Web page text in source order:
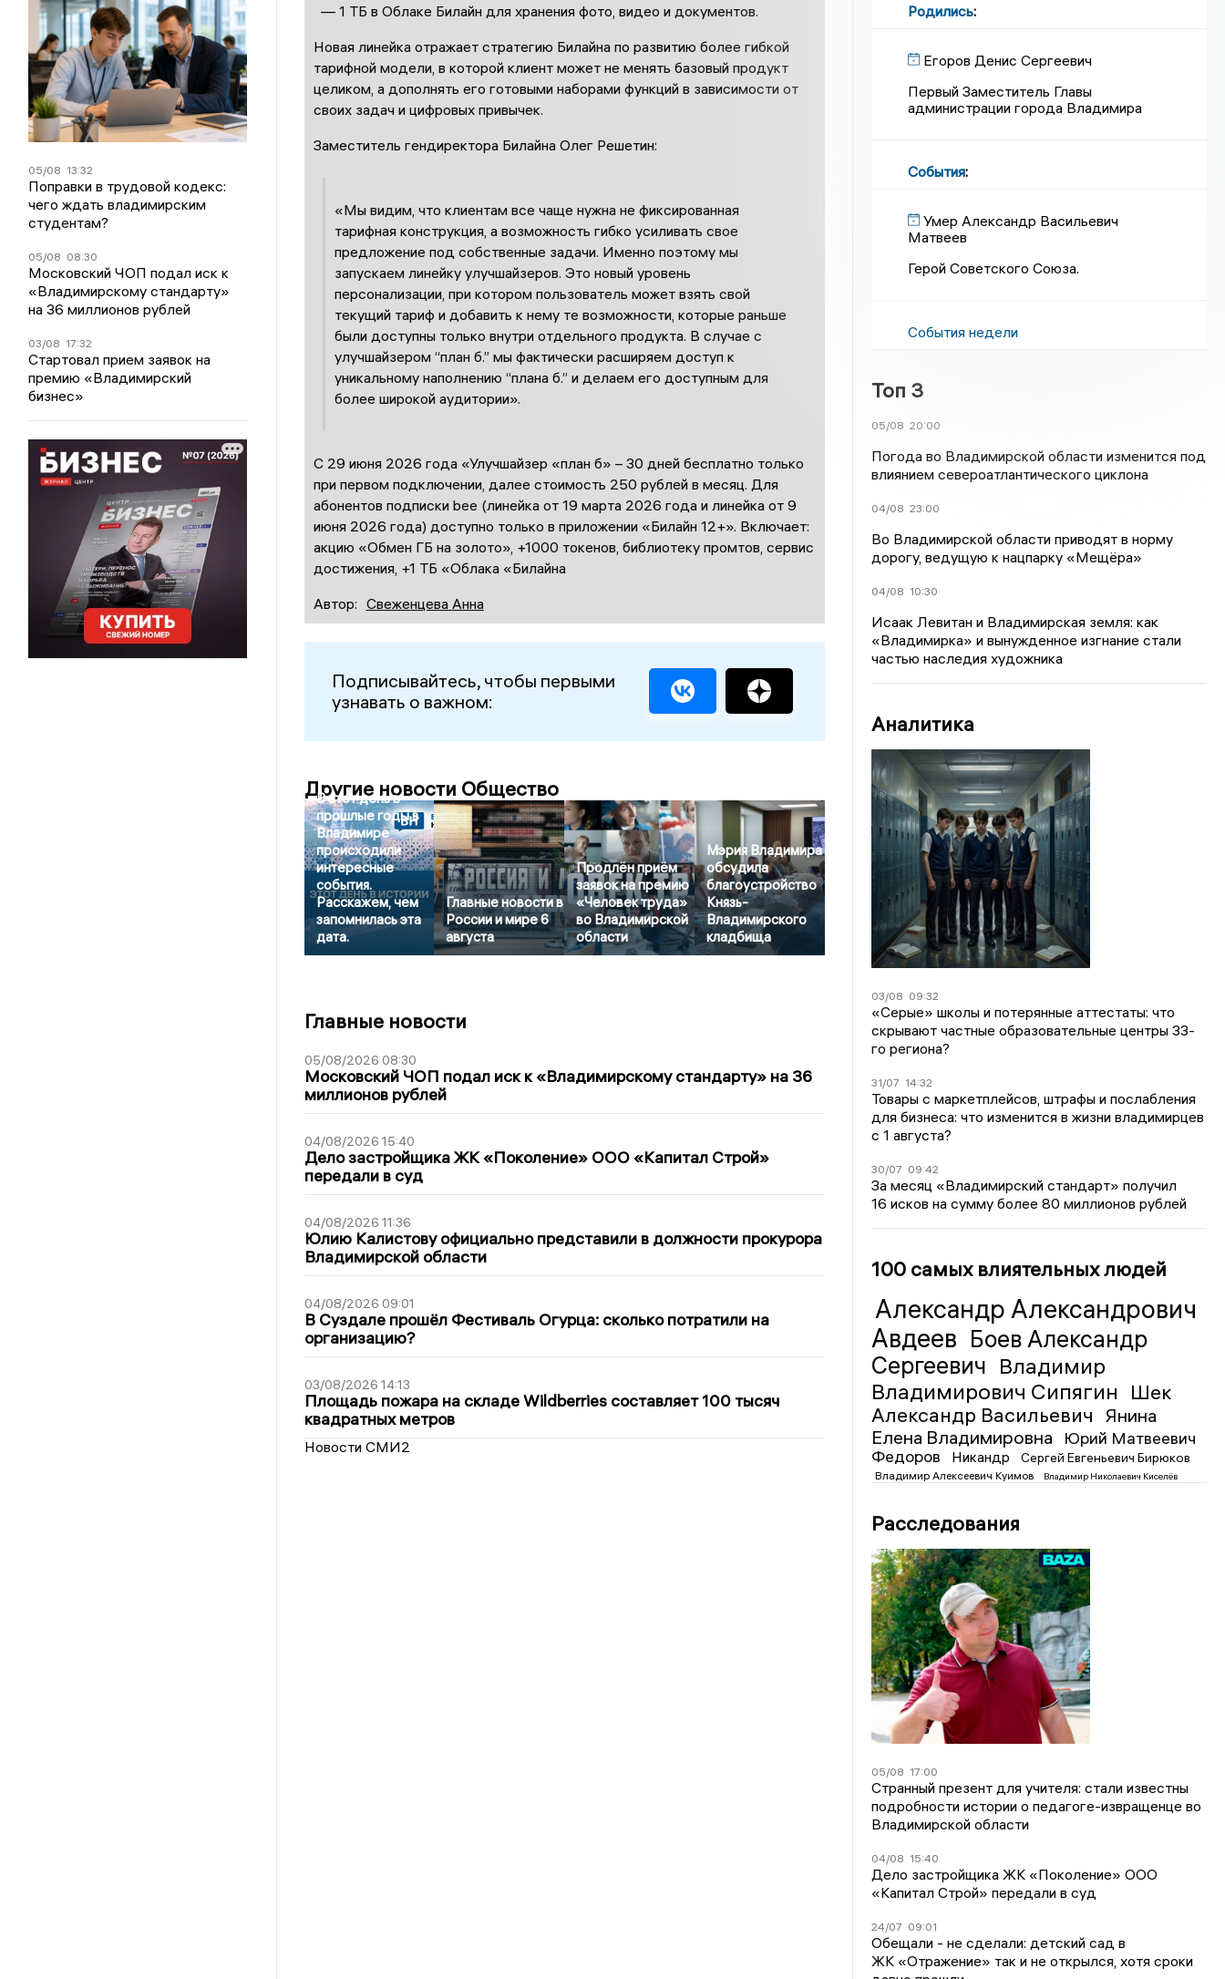
05/08 13:32
Поправки в трудовой кодекс:
чего ждать владимирским
студентам?
05/08 08:30
Московский ЧОП подал иск к
«Владимирскому стандарту»
на 36 миллионов рублей
03/08 17:32
Стартовал прием заявок на
премию «Владимирский
бизнес»
— 1 ТБ в Облаке Билайн для хранения фото, видео и документов.
Новая линейка отражает стратегию Билайна по развитию более гибкой
тарифной модели, в которой клиент может не менять базовый продукт
целиком, а дополнять его готовыми наборами функций в зависимости от
своих задач и цифровых привычек.
Заместитель гендиректора Билайна Олег Решетин:
«Мы видим, что клиентам все чаще нужна не фиксированная
тарифная конструкция, а возможность гибко усиливать свое
предложение под собственные задачи. Именно поэтому мы
запускаем линейку улучшайзеров. Это новый уровень
персонализации, при котором пользователь может взять свой
текущий тариф и добавить к нему те возможности, которые раньше
были доступны только внутри отдельного продукта. В случае с
улучшайзером “план б.” мы фактически расширяем доступ к
уникальному наполнению “плана б.” и делаем его доступным для
более широкой аудитории».
С 29 июня 2026 года «Улучшайзер «план б» – 30 дней бесплатно только
при первом подключении, далее стоимость 250 рублей в месяц. Для
абонентов подписки bee (линейка от 19 марта 2026 года и линейка от 9
июня 2026 года) доступно только в приложении «Билайн 12+». Включает:
акцию «Обмен ГБ на золото», +1000 токенов, библиотеку промтов, сервис
достижения, +1 ТБ «Облака «Билайна
Автор: Свеженцева Анна
Подписывайтесь, чтобы первыми
узнавать о важном:
Другие новости Общество
В этот день в
прошлые годы в
Владимире
происходили
интересные
события.
Расскажем, чем
запомнилась эта
дата.
Главные новости в
России и мире 6
августа
Продлён приём
заявок на премию
«Человек труда»
во Владимирской
области
Мэрия Владимира
обсудила
благоустройство
Князь-
Владимирского
кладбища
Главные новости
05/08/2026 08:30
Московский ЧОП подал иск к «Владимирскому стандарту» на 36
миллионов рублей
04/08/2026 15:40
Дело застройщика ЖК «Поколение» ООО «Капитал Строй»
передали в суд
04/08/2026 11:36
Юлию Калистову официально представили в должности прокурора
Владимирской области
04/08/2026 09:01
В Суздале прошёл Фестиваль Огурца: сколько потратили на
организацию?
03/08/2026 14:13
Площадь пожара на складе Wildberries составляет 100 тысяч
квадратных метров
Новости СМИ2
Родились:
Егоров Денис Сергеевич
Первый Заместитель Главы
администрации города Владимира
События:
Умер Александр Васильевич
Матвеев
Герой Советского Союза.
События недели
Топ 3
05/08 20:00
Погода во Владимирской области изменится под
влиянием североатлантического циклона
04/08 23:00
Во Владимирской области приводят в норму
дорогу, ведущую к нацпарку «Мещёра»
04/08 10:30
Исаак Левитан и Владимирская земля: как
«Владимирка» и вынужденное изгнание стали
частью наследия художника
Аналитика
03/08 09:32
«Серые» школы и потерянные аттестаты: что
скрывают частные образовательные центры 33-
го региона?
31/07 14:32
Товары с маркетплейсов, штрафы и послабления
для бизнеса: что изменится в жизни владимирцев
с 1 августа?
30/07 09:42
За месяц «Владимирский стандарт» получил
16 исков на сумму более 80 миллионов рублей
100 самых влиятельных людей
Александр Александрович
Авдеев Боев Александр
Сергеевич Владимир
Владимирович Сипягин Шек
Александр Васильевич
Янина
Елена Владимировна
Юрий Матвеевич
Федоров
Никандр Сергей Евгеньевич Бирюков
Владимир Алексеевич Куимов Владимир Николаевич Киселёв
Расследования
05/08 17:00
Странный презент для учителя: стали известны
подробности истории о педагоге-извращенце во
Владимирской области
04/08 15:40
Дело застройщика ЖК «Поколение» ООО
«Капитал Строй» передали в суд
24/07 09:01
Обещали - не сделали: детский сад в
ЖК «Отражение» так и не открылся, хотя сроки